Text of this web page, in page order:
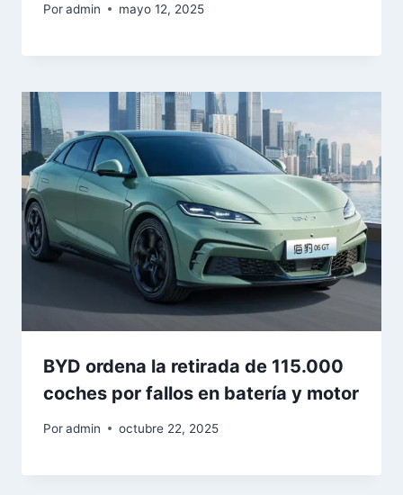
Poradmin mayo 12, 2025
BYD ordena la retirada de 115.000
coches por fallos en batería y motor
Poradmin octubre 22, 2025